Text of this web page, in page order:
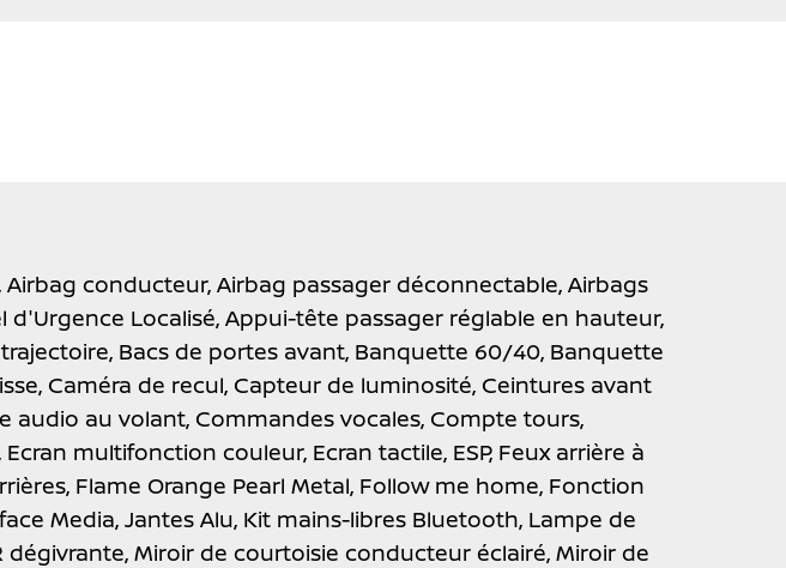
Airbag conducteur, Airbag passager déconnectable, Airbags
d'Urgence Localisé, Appui-tête passager réglable en hauteur,
Bacs de portes avant, Banquette 60/40, Banquette
Caméra de recul, Capteur de luminosité, Ceintures avant
audio au volant, Commandes vocales, Compte tours,
Ecran multifonction couleur, Ecran tactile, ESP, Feux arrière à
Flame Orange Pearl Metal, Follow me home, Fonction
Media, Jantes Alu, Kit mains-libres Bluetooth, Lampe de
dégivrante, Miroir de courtoisie conducteur éclairé, Miroir de